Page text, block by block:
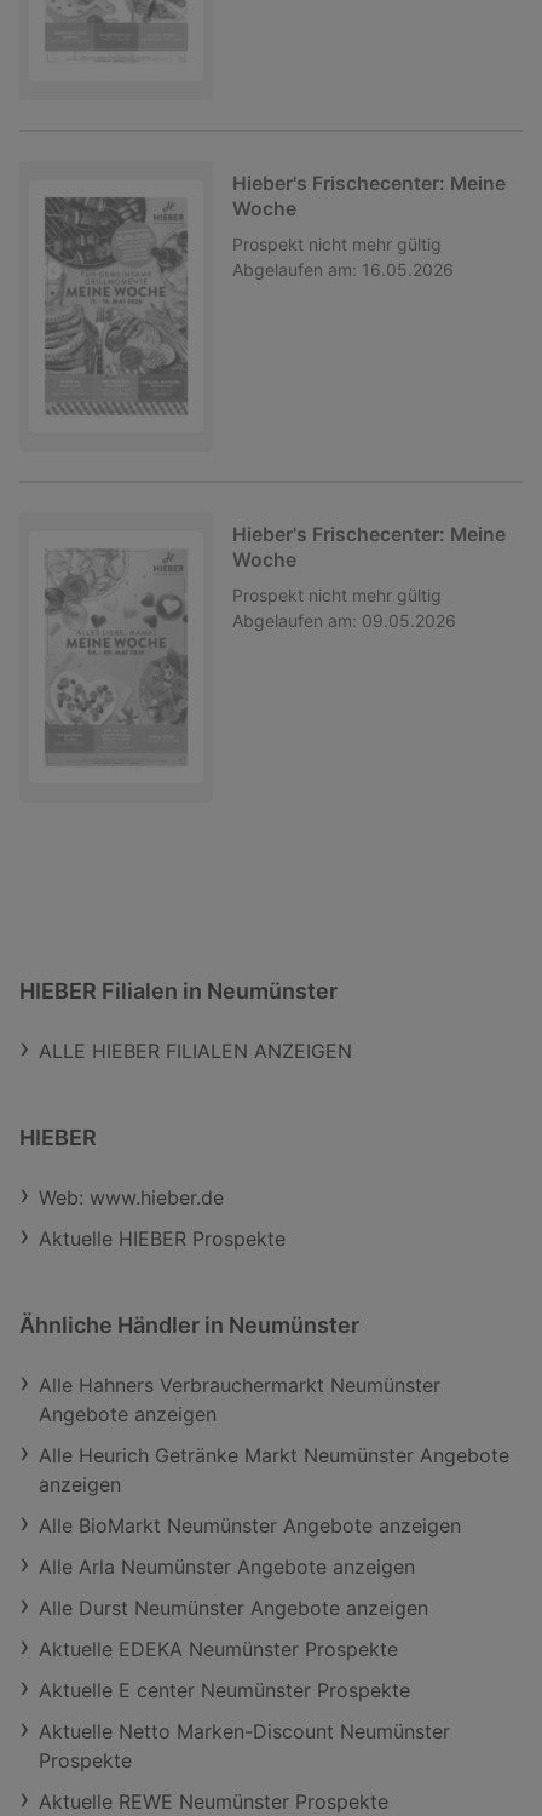
Hieber's Frischecenter: Meine
Woche
Prospekt nicht mehr gültig
Abgelaufen am: 16.05.2026
Hieber's Frischecenter: Meine
Woche
Prospekt nicht mehr gültig
Abgelaufen am: 09.05.2026
HIEBER Filialen in Neumünster
ALLE HIEBER FILIALEN ANZEIGEN
HIEBER
Web: www.hieber.de
Aktuelle HIEBER Prospekte
Ähnliche Händler in Neumünster
Alle Hahners Verbrauchermarkt Neumünster
Angebote anzeigen
Alle Heurich Getränke Markt Neumünster Angebote
anzeigen
Alle BioMarkt Neumünster Angebote anzeigen
Alle Arla Neumünster Angebote anzeigen
Alle Durst Neumünster Angebote anzeigen
Aktuelle EDEKA Neumünster Prospekte
Aktuelle E center Neumünster Prospekte
Aktuelle Netto Marken-Discount Neumünster
Prospekte
Aktuelle REWE Neumünster Prospekte